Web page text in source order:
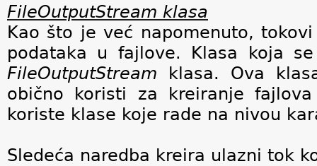
FileOutputStream klasa
Kao što je već napomenuto,
podataka u fajlove. Klasa koja
FileOutputStream klasa. Ova
obično koristi za kreiranje
koriste klase koje rade na nivou
Sledeća naredba kreira ulazni tok